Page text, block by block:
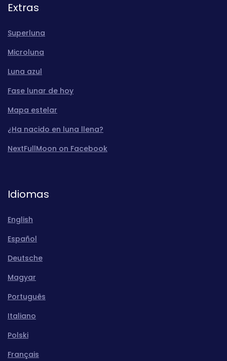
Extras
Superluna
Microluna
Luna azul
Fase lunar de hoy
Mapa estelar
¿Ha nacido en luna llena?
NextFullMoon on Facebook
Idiomas
English
Español
Deutsche
Magyar
Português
Italiano
Polski
Français